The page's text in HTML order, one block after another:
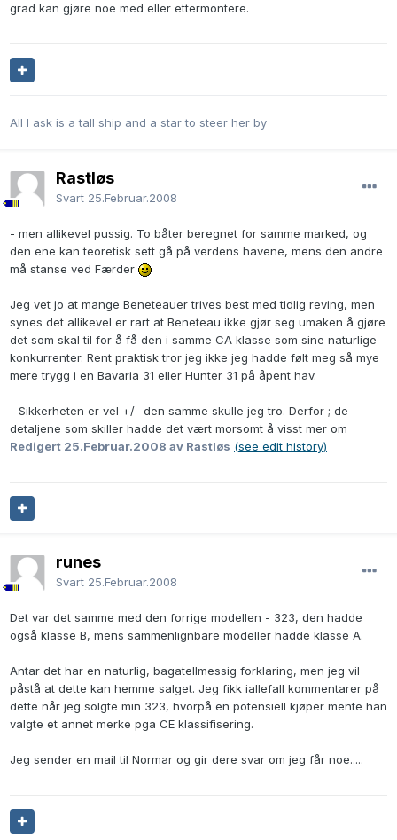
grad kan gjøre noe med eller ettermontere.
All I ask is a tall ship and a star to steer her by
Rastløs
Svart 25.Februar.2008
- men allikevel pussig. To båter beregnet for samme marked, og
den ene kan teoretisk sett gå på verdens havene, mens den andre
må stanse ved Færder
Jeg vet jo at mange Beneteauer trives best med tidlig reving, men
synes det allikevel er rart at Beneteau ikke gjør seg umaken å gjøre
det som skal til for å få den i samme CA klasse som sine naturlige
konkurrenter. Rent praktisk tror jeg ikke jeg hadde følt meg så mye
mere trygg i en Bavaria 31 eller Hunter 31 på åpent hav.
- Sikkerheten er vel +/- den samme skulle jeg tro. Derfor ; de
detaljene som skiller hadde det vært morsomt å visst mer om
Redigert 25.Februar.2008 av Rastløs (see edit history)
runes
Svart 25.Februar.2008
Det var det samme med den forrige modellen - 323, den hadde
også klasse B, mens sammenlignbare modeller hadde klasse A.
Antar det har en naturlig, bagatellmessig forklaring, men jeg vil
påstå at dette kan hemme salget. Jeg fikk iallefall kommentarer på
dette når jeg solgte min 323, hvorpå en potensiell kjøper mente han
valgte et annet merke pga CE klassifisering.
Jeg sender en mail til Normar og gir dere svar om jeg får noe.....